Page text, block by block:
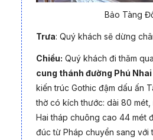
Bảo Tàng
Trưa: Quý khách sẽ dừng
Chiều: Quý khách đi thăm
cung thánh đường Phú Nhai
kiến trúc Gothic đậm dấu ấn
thờ có kích thước: dài 80
Hai tháp chuông cao 44 mét
đúc từ Pháp chuyển sang với